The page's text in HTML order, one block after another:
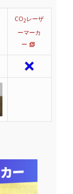
CO2レーザ
ーマーカ
ー